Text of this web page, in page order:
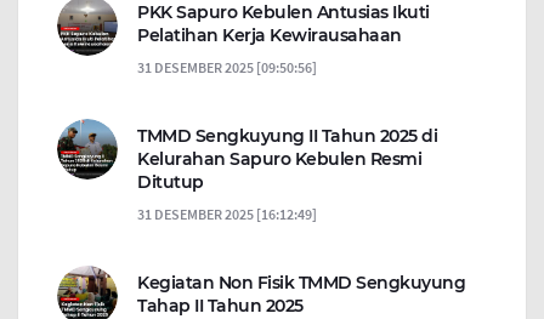
PKK Sapuro Kebulen Antusias Ikuti
Pelatihan Kerja Kewirausahaan
31 DESEMBER 2025 [09:50:56]
TMMD Sengkuyung II Tahun 2025 di
Kelurahan Sapuro Kebulen Resmi
Ditutup
31 DESEMBER 2025 [16:12:49]
Kegiatan Non Fisik TMMD Sengkuyung
Tahap II Tahun 2025